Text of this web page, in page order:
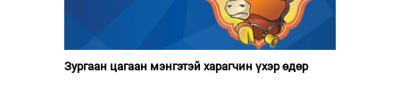
Зургаан цагаан мэнгэтэй харагчин үхэр өдөр